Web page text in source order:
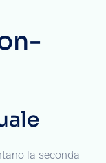
la seconda